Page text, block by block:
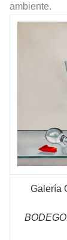
ambiente.
Galería